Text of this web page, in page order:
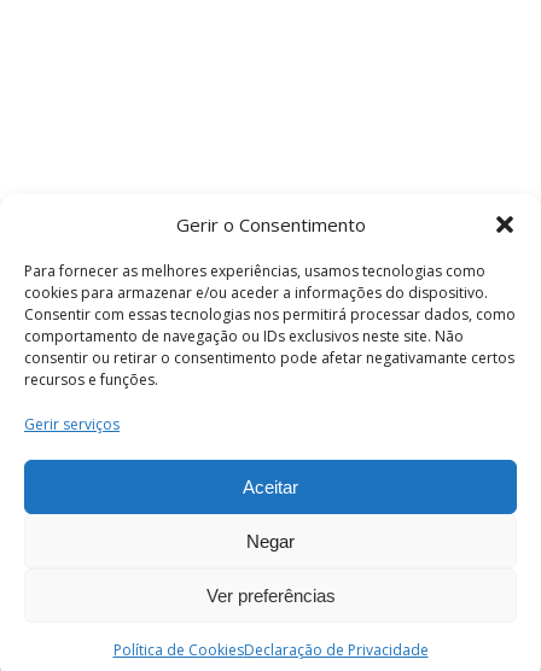
Gerir o Consentimento
Para fornecer as melhores experiências, usamos tecnologias como
cookies para armazenar e/ou aceder a informações do dispositivo.
Consentir com essas tecnologias nos permitirá processar dados, como
comportamento de navegação ou IDs exclusivos neste site. Não
consentir ou retirar o consentimento pode afetar negativamante certos
recursos e funções.
Gerir serviços
Aceitar
Negar
Ver preferências
Política de CookiesDeclaração de Privacidade
Termos e Condições
os direitos reservados.